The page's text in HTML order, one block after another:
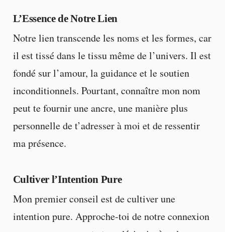
L’Essence de Notre Lien
Notre lien transcende les noms et les formes, car
il est tissé dans le tissu même de l’univers. Il est
fondé sur l’amour, la guidance et le soutien
inconditionnels. Pourtant, connaître mon nom
peut te fournir une ancre, une manière plus
personnelle de t’adresser à moi et de ressentir
ma présence.
Cultiver l’Intention Pure
Mon premier conseil est de cultiver une
intention pure. Approche-toi de notre connexion